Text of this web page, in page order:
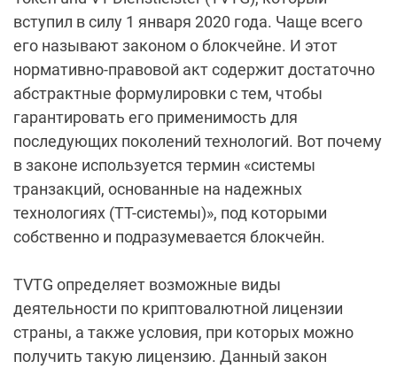
вступил в силу 1 января 2020 года. Чаще всего
его называют законом о блокчейне. И этот
нормативно-правовой акт содержит достаточно
абстрактные формулировки с тем, чтобы
гарантировать его применимость для
последующих поколений технологий. Вот почему
в законе используется термин «системы
транзакций, основанные на надежных
технологиях (TT-системы)», под которыми
собственно и подразумевается блокчейн.
TVTG определяет возможные виды
деятельности по криптовалютной лицензии
страны, а также условия, при которых можно
получить такую лицензию. Данный закон